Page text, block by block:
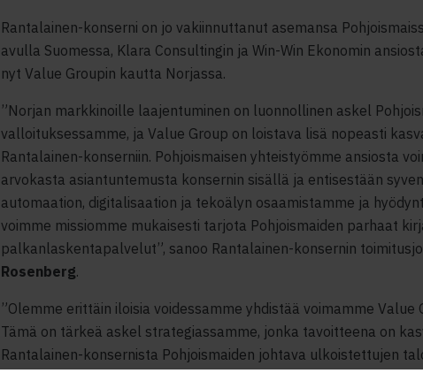
Rantalainen-konserni on jo vakiinnuttanut asemansa
avulla Suomessa, Klara Consultingin ja Win-Win Ekonomin
nyt Value Groupin kautta Norjassa.
”Norjan markkinoille laajentuminen on luonnollinen askel
valloituksessamme, ja Value Group on loistava lisä nopeasti
Rantalainen-konserniin. Pohjoismaisen yhteistyömme ansiosta
arvokasta asiantuntemusta konsernin sisällä ja entisestään
automaation, digitalisaation ja tekoälyn osaamistamme ja
voimme missiomme mukaisesti tarjota Pohjoismaiden parhaat
palkanlaskentapalvelut”, sanoo Rantalainen-konsernin
Rosenberg.
”Olemme erittäin iloisia voidessamme yhdistää voimamme Value
Tämä on tärkeä askel strategiassamme, jonka tavoitteena on
Rantalainen-konsernista Pohjoismaiden johtava ulkoistettujen